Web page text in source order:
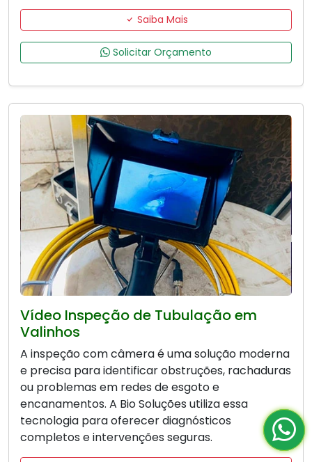
Saiba Mais
Solicitar Orçamento
Vídeo Inspeção de Tubulação em
Valinhos
A inspeção com câmera é uma solução moderna
e precisa para identificar obstruções, rachaduras
ou problemas em redes de esgoto e
encanamentos. A Bio Soluções utiliza essa
tecnologia para oferecer diagnósticos
completos e intervenções seguras.